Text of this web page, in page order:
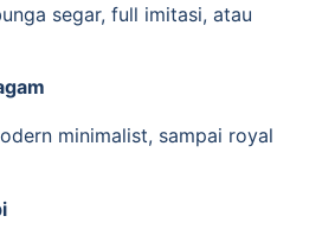
segar, full imitasi, atau
minimalist, sampai royal